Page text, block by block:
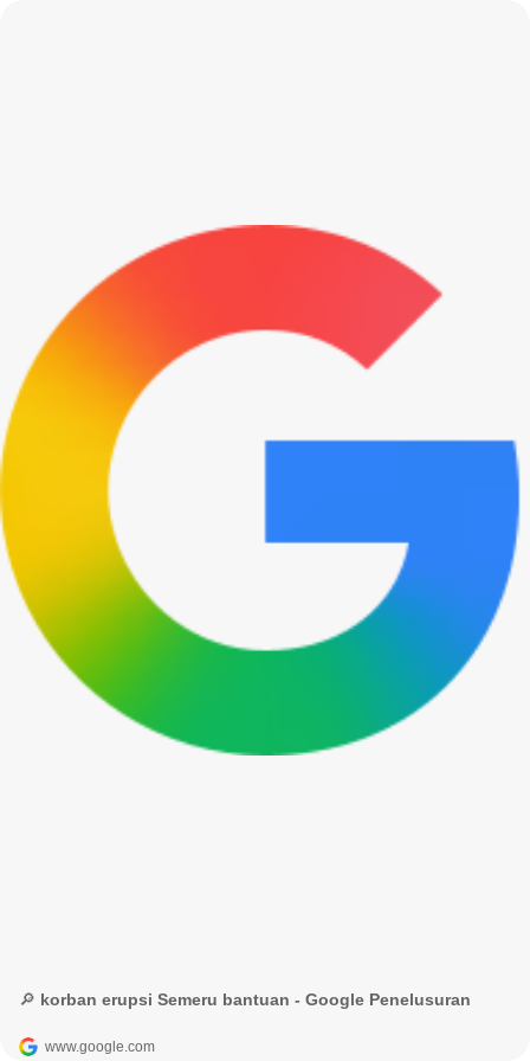
🔎 korban erupsi Semeru bantuan - Google Penelusuran
www.google.com